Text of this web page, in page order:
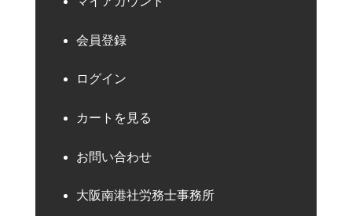
会員登録
ログイン
カートを見る
お問い合わせ
大阪南港社労務士事務所